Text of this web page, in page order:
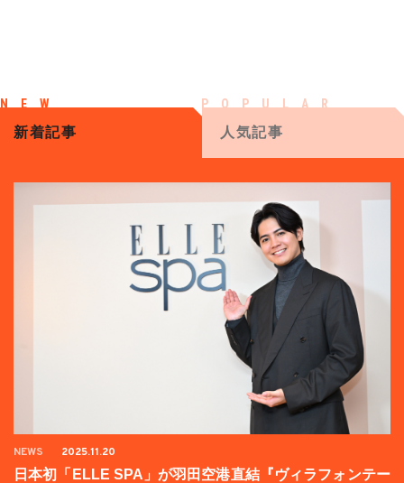
新着記事 人気記事
NEWS 2025.11.20
日本初「ELLE SPA」が羽田空港直結『ヴィラフォンテー